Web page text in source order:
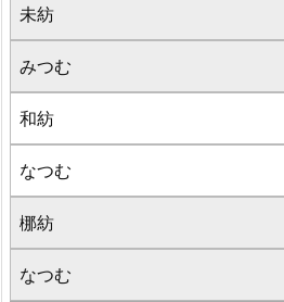
未紡
みつむ
和紡
なつむ
梛紡
なつむ